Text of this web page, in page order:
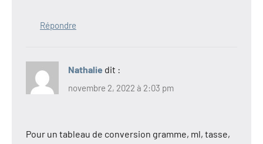
Répondre
Nathalie dit :
novembre 2, 2022 à 2:03 pm
Pour un tableau de conversion gramme, ml, tasse,